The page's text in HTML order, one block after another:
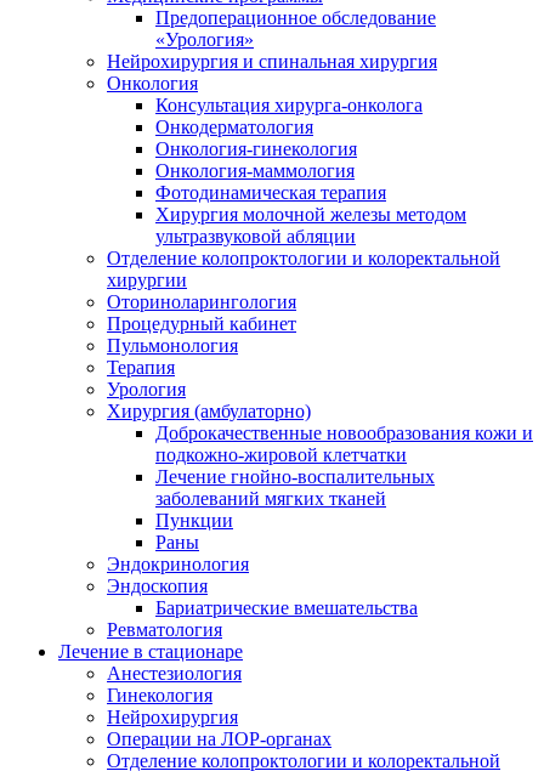
Предоперационное обследование
«Урология»
Нейрохирургия и спинальная хирургия
Онкология
Консультация хирурга-онколога
Онкодерматология
Онкология-гинекология
Онкология-маммология
Фотодинамическая терапия
Хирургия молочной железы методом
ультразвуковой абляции
Отделение колопроктологии и колоректальной
хирургии
Оториноларингология
Процедурный кабинет
Пульмонология
Терапия
Урология
Хирургия (амбулаторно)
Доброкачественные новообразования кожи и
подкожно-жировой клетчатки
Лечение гнойно-воспалительных
заболеваний мягких тканей
Пункции
Раны
Эндокринология
Эндоскопия
Бариатрические вмешательства
Ревматология
Лечение в стационаре
Анестезиология
Гинекология
Нейрохирургия
Операции на ЛОР-органах
Отделение колопроктологии и колоректальной